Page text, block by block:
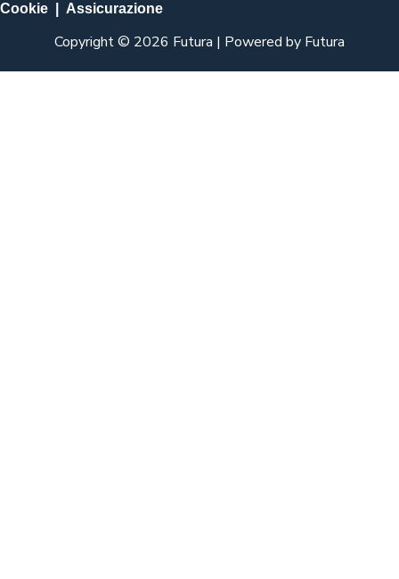
Cookie Assicurazione
Copyright © 2026 Futura | Powered by Futura